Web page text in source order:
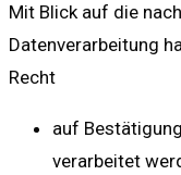
Mit Blick auf die
Datenverarbeitung
Recht
auf
verarbeitet